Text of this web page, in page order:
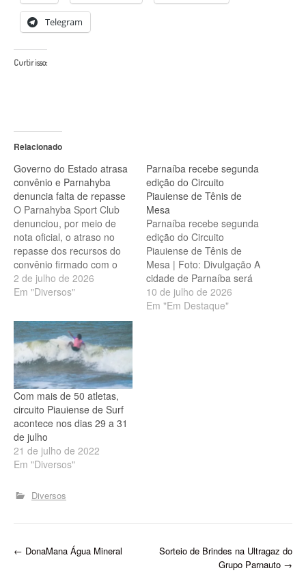
Telegram
Curtir isso:
Relacionado
Governo do Estado atrasa
convênio e Parnahyba
denuncia falta de repasse
O Parnahyba Sport Club
denunciou, por meio de
nota oficial, o atraso no
repasse dos recursos do
convênio firmado com o
Governo do Estado para
apoiar os clubes
diretoria, o pagamento
havia sido prometido para
o dia 30 de junho, mas não
foi realizado. De acordo
com o…
2 de julho de 2026
Em "Diversos"
Parnaíba recebe segunda
edição do Circuito
Piauiense de Tênis de
Mesa
Parnaíba recebe segunda
edição do Circuito
Piauiense de Tênis de
Mesa | Foto: Divulgação A
cidade de Parnaíba será
palco, neste sábado, 11,
da segunda etapa
10 de julho de 2026
Em "Em Destaque"
Com mais de 50 atletas,
circuito Piauiense de Surf
acontece nos dias 29 a 31
de julho
21 de julho de 2022
Em "Diversos"
Diversos
P
← DonaMana Água Mineral
Sorteio de Brindes na Ultragaz do
Grupo Parnauto →